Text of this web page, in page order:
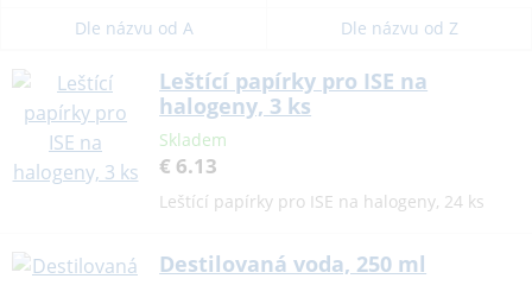
Dle názvu od A
Dle názvu od Z
Leštící papírky pro ISE na
halogeny, 3 ks
Skladem
€ 6.13
Leštící papírky pro ISE na halogeny, 24 ks
Destilovaná voda, 250 ml